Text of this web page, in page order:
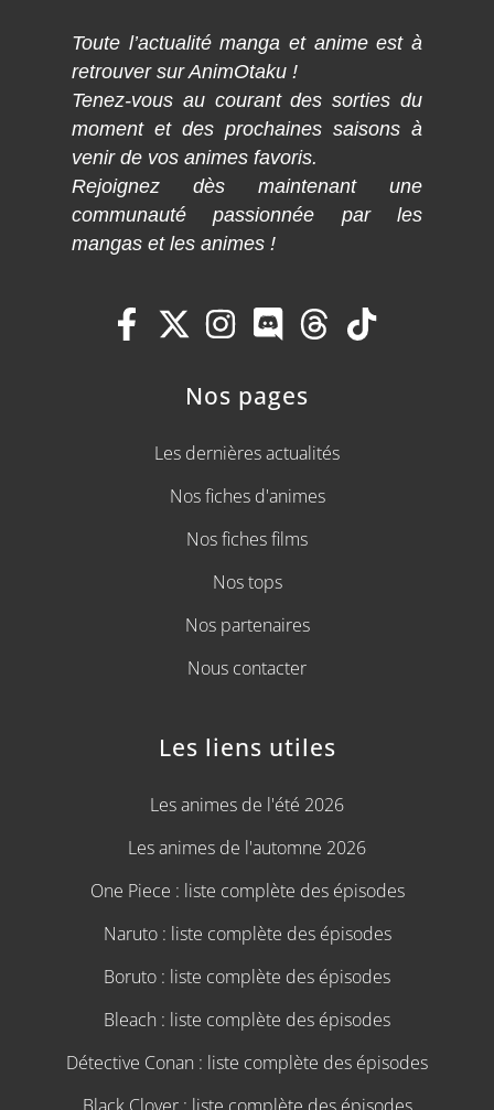
Toute l’actualité manga et anime est à
retrouver sur AnimOtaku !
Tenez-vous au courant des sorties du
moment et des prochaines saisons à
venir de vos animes favoris.
Rejoignez dès maintenant une
communauté passionnée par les
mangas et les animes !
Nos pages
Les dernières actualités
Nos fiches d'animes
Nos fiches films
Nos tops
Nos partenaires
Nous contacter
Les liens utiles
Les animes de l'été 2026
Les animes de l'automne 2026
One Piece : liste complète des épisodes
Naruto : liste complète des épisodes
Boruto : liste complète des épisodes
Bleach : liste complète des épisodes
Détective Conan : liste complète des épisodes